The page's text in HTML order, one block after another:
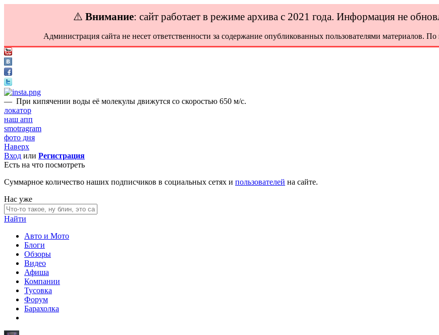
⚠️ Внимание: сайт работает в режиме архива с 2021 года. Информация не
Администрация сайта не несет ответственности за содержание опубликованных пользователями материалов.
— При кипячении воды её молекулы движутся со скоростью 650 м/с.
локатор
наш апп
smotragram
фото дня
Наверх
Вход или Регистрация
Есть на что посмотреть
Суммарное количество наших подписчиков в социальных сетях и пользователей на сайте.
Нас уже
Найти
Авто и Мото
Блоги
Обзоры
Видео
Афиша
Компании
Тусовка
Форум
Барахолка